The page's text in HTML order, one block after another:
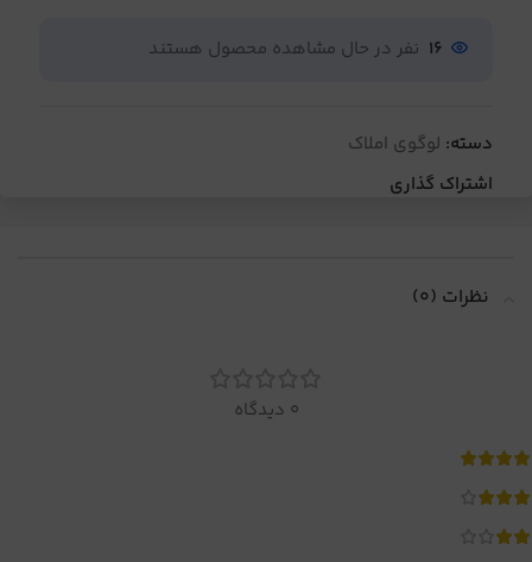
16 نفر در حال مشاهده محصول هستند
دسته: لوگوی املاک
اشتراک گذاری
نظرات (0)
0 دیدگاه